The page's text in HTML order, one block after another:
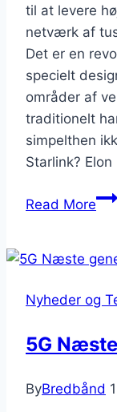
til at levere
netværk af
Det er en
specielt
områder af
traditionelt
simpelthen
Starlink?
Read More
Nyheder og
5G
ByBredbånd